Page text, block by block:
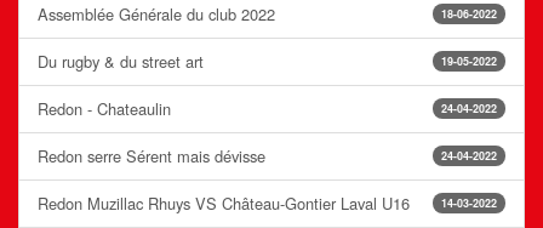
18-06-2022
Assemblée Générale du club 2022
19-05-2022
Du rugby & du street art
24-04-2022
Redon - Chateaulin
24-04-2022
Redon serre Sérent mais dévisse
14-03-2022
Redon Muzillac Rhuys VS Château-Gontier Laval U16